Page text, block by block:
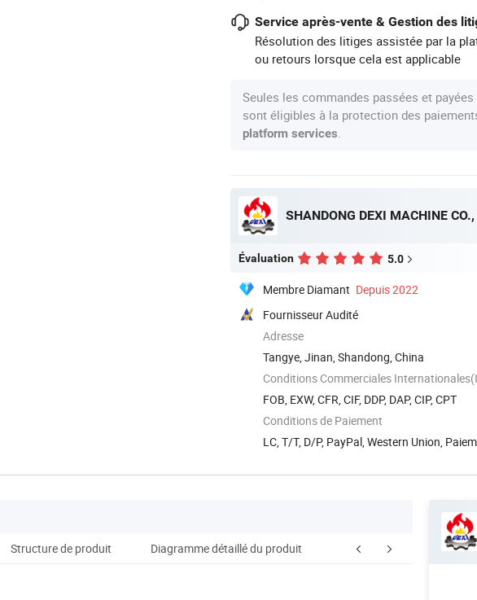
Service après-vente & Gestion des
Résolution des litiges assistée par la
ou retours lorsque cela est applicable
Seules les commandes passées et
sont éligibles à la protection des
platform services
SHANDONG DEXI MACHINE CO.,
Évaluation 5.0
Membre Diamant Depuis 2022
Fournisseur Audité
Adresse
Tangye, Jinan, Shandong, China
Conditions Commerciales
FOB, EXW, CFR, CIF, DDP, DAP, CIP, CPT
Conditions de Paiement
LC, T/T, D/P, PayPal, Western Union,
Structure de produit Diagramme détaillé du produit Entretien avec le client